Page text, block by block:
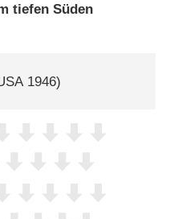
tiefen Süden
1946)